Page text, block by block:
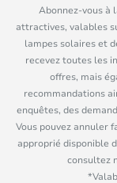
Abonnez-vous à
attractives, valables
lampes solaires et
recevez toutes les
offres, mais
recommandations
enquêtes, des
Vous pouvez annuler
approprié disponible
consultez